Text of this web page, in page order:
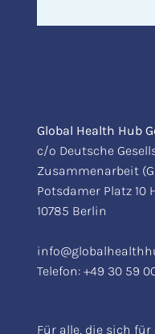
Global Health Hub
c/o Deutsche
Zusammenarbeit
Potsdamer Platz 10
10785 Berlin
Telefon: +49 30 59
Für alle, die sich